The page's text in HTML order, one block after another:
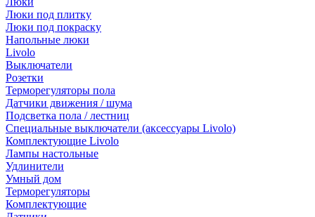
Люки под плитку
Люки под покраску
Напольные люки
Livolo
Выключатели
Розетки
Терморегуляторы пола
Датчики движения / шума
Подсветка пола / лестниц
Специальные выключатели (аксессуары Livolo)
Комплектующие Livolo
Лампы настольные
Удлинители
Умный дом
Терморегуляторы
Комплектующие